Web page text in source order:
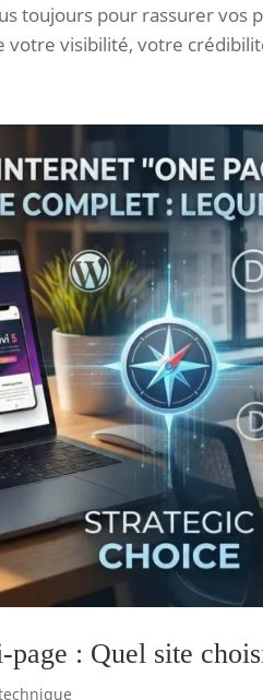
toujours pour rassurer vos
visibilité, votre
: Quel site